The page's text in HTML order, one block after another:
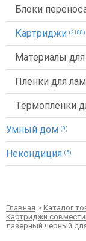
Блоки
Картриджи (2188)
Материалы
Пленки для
Термопленки
Умный дом (9)
Некондиция (5)
Главная > Каталог
Картриджи
лазерный черный